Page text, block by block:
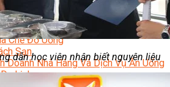
Biến Món Ăn
Bánh
Chế Đồ Uống
Sạn
Doanh Nhà Hàng Và Dịch Vụ Ăn Uống
Lịch
dẫn học viên nhận biết nguyên liệu